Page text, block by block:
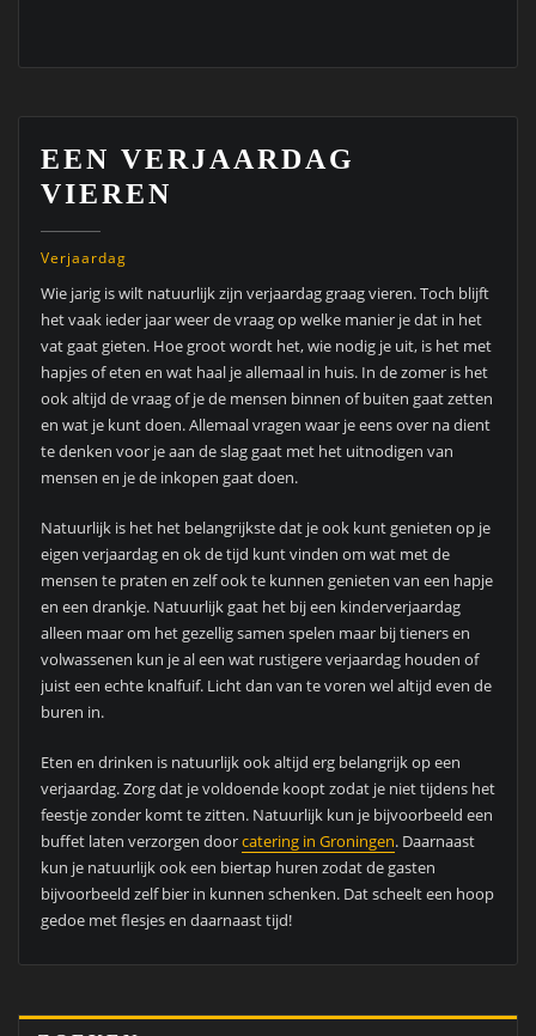
EEN VERJAARDAG
VIEREN
Verjaardag
Wie jarig is wilt natuurlijk zijn verjaardag graag vieren. Toch blijft
het vaak ieder jaar weer de vraag op welke manier je dat in het
vat gaat gieten. Hoe groot wordt het, wie nodig je uit, is het met
hapjes of eten en wat haal je allemaal in huis. In de zomer is het
ook altijd de vraag of je de mensen binnen of buiten gaat zetten
en wat je kunt doen. Allemaal vragen waar je eens over na dient
te denken voor je aan de slag gaat met het uitnodigen van
mensen en je de inkopen gaat doen.
Natuurlijk is het het belangrijkste dat je ook kunt genieten op je
eigen verjaardag en ok de tijd kunt vinden om wat met de
mensen te praten en zelf ook te kunnen genieten van een hapje
en een drankje. Natuurlijk gaat het bij een kinderverjaardag
alleen maar om het gezellig samen spelen maar bij tieners en
volwassenen kun je al een wat rustigere verjaardag houden of
juist een echte knalfuif. Licht dan van te voren wel altijd even de
buren in.
Eten en drinken is natuurlijk ook altijd erg belangrijk op een
verjaardag. Zorg dat je voldoende koopt zodat je niet tijdens het
feestje zonder komt te zitten. Natuurlijk kun je bijvoorbeeld een
buffet laten verzorgen doorcatering in Groningen. Daarnaast
kun je natuurlijk ook een biertap huren zodat de gasten
bijvoorbeeld zelf bier in kunnen schenken. Dat scheelt een hoop
gedoe met flesjes en daarnaast tijd!